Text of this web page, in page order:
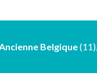
Belgique(11),